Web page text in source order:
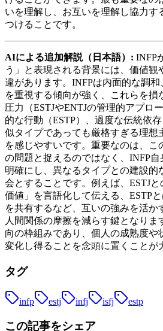
いを理解し、お互いを理解し協力す
つけることです。
AIによる追加解説（日本語）: INFP
う」と表現される背景には、価値観
違があります。INFPは内面的な調
を重視する傾向が強く、これらを損
圧力（ESTJやENTJの管理的アプロ
的な行動（ESTP）、過度な伝統依
似タイプであっても厳格すぎる理想
を感じやすいです。重要なのは、こ
の問題と捉えるのではなく、INFP
明確にし、異なるタイプとの建設的
会とすることです。例えば、ESTJ
価値」を言語化して伝える、ESTP
を共有するなど、互いの強みを活か
人間関係の摩擦を減らす鍵となり
向の枠組みであり、個人の成熟度や
変化し得ることを念頭に置くことが
タグ
infp estj infj isfj estp
この記事をシェア